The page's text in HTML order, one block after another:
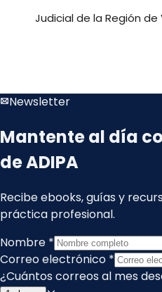
Judicial de la Región de